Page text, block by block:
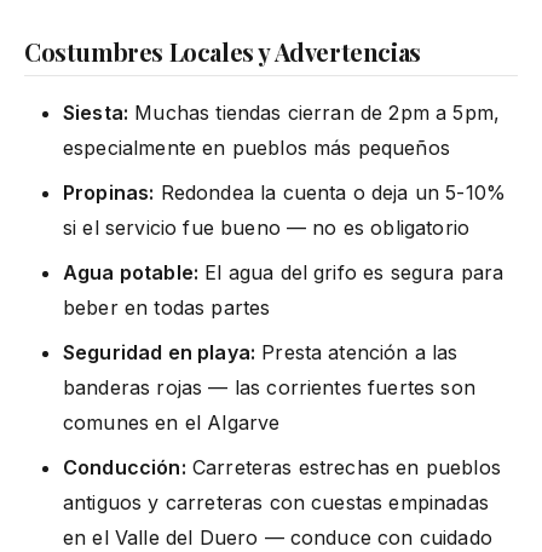
Costumbres Locales y Advertencias
Siesta: Muchas tiendas cierran de 2pm a 5pm,
especialmente en pueblos más pequeños
Propinas: Redondea la cuenta o deja un 5-10%
si el servicio fue bueno — no es obligatorio
Agua potable: El agua del grifo es segura para
beber en todas partes
Seguridad en playa: Presta atención a las
banderas rojas — las corrientes fuertes son
comunes en el Algarve
Conducción: Carreteras estrechas en pueblos
antiguos y carreteras con cuestas empinadas
en el Valle del Duero — conduce con cuidado